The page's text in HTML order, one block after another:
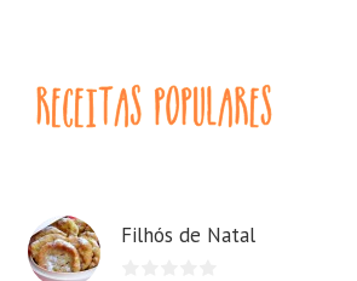
Filhós de Natal